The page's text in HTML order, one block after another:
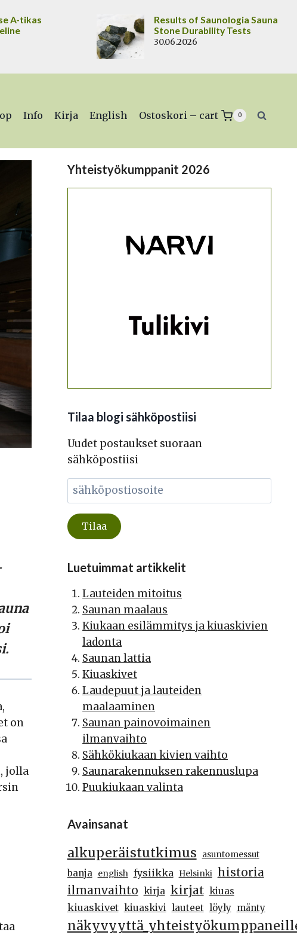
A-tikas
Results of Saunologia Sauna
Stone Durability Tests
30.06.2026
Info Kirja English Ostoskori – cart 0
on
jolla
Yhteistyökumppanit 2026
Tilaa blogi sähköpostiisi
Uudet postaukset suoraan
sähköpostiisi
Luetuimmat artikkelit
Lauteiden mitoitus
Saunan maalaus
Kiukaan esilämmitys ja kiuaskivien
ladonta
Saunan lattia
Kiuaskivet
Laudepuut ja lauteiden
maalaaminen
Saunan painovoimainen
ilmanvaihto
Sähkökiukaan kivien vaihto
Saunarakennuksen rakennuslupa
Puukiukaan valinta
Avainsanat
alkuperäistutkimus asuntomessut
banja english fysiikka Helsinki historia
ilmanvaihto kirja kirjat kiuas
kiuaskivet kiuaskivi lauteet löyly mänty